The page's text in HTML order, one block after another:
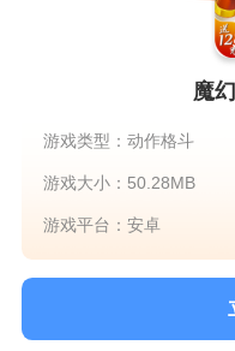
魔
游戏类型：动作格斗
游戏大小：50.28MB
游戏平台：安卓